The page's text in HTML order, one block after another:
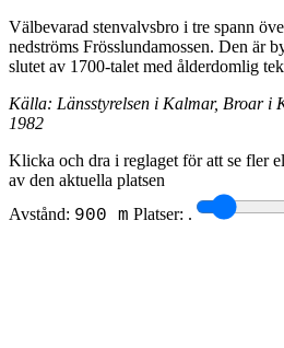
Välbevarad stenvalvsbro i tre spann
nedströms Frösslundamossen. Den är
slutet av 1700-talet med ålderdomlig
Källa: Länsstyrelsen i Kalmar, Broar i
1982
Klicka och dra i reglaget för att se fler
av den aktuella platsen
Avstånd: 900 m Platser: .